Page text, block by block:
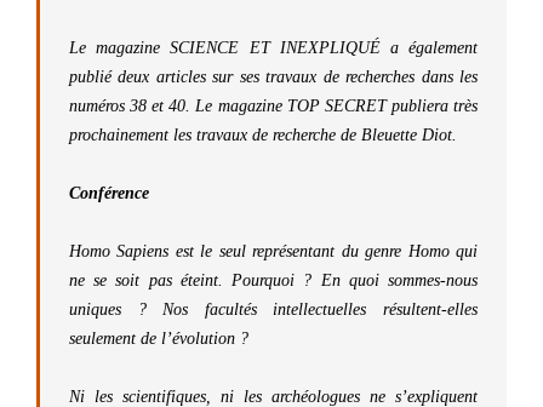
Le magazine SCIENCE ET INEXPLIQUÉ a également
publié deux articles sur ses travaux de recherches dans les
numéros 38 et 40. Le magazine TOP SECRET publiera très
prochainement les travaux de recherche de Bleuette Diot.
Conférence
Homo Sapiens est le seul représentant du genre Homo qui
ne se soit pas éteint. Pourquoi ? En quoi sommes-nous
uniques ? Nos facultés intellectuelles résultent-elles
seulement de l’évolution ?
Ni les scientifiques, ni les archéologues ne s’expliquent